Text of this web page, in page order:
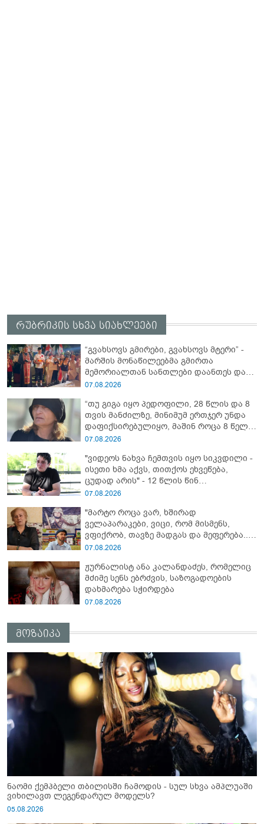
რუბრიკის სხვა სიახლეები
“გვახსოვს გმირები, გვახსოვს მტერი” -
მარშის მონაწილეებმა გმირთა
მემორიალთან სანთლები დაანთეს და
გმირების ხსოვნას პატივი მიაგეს
07.08.2026
“თუ გიგა იყო პედოფილი, 28 წლის და 8
თვის მანძილზე, მინიმუმ ერთჯერ უნდა
დაფიქსირებულიყო, მაშინ როცა 8 წელი
ამზადებდა მოსწავლეებს! - იპოვონ ერთი
ავიწროებდა” - ეკა კუპატაძე
07.08.2026
"ვიდეოს ნახვა ჩემთვის იყო სიკვდილი -
ისეთი ხმა აქვს, თითქოს ეხვეწება,
ცუდად არის" - 12 წლის წინ
გაუჩინარებული ბიჭის დედა
კომენტარს აკეთებს
07.08.2026
"მარტო როცა ვარ, ხშირად
ველაპარაკები, ვიცი, რომ მისმენს,
ვფიქრობ, თავზე მადგას და მეფერება...“
- გიორგი კეკელიძე გმირი ანწუხელიძის
მონათხრობს აქვეყნებს
07.08.2026
ჟურნალისტ ანა კალანდაძეს, რომელიც
მძიმე სენს ებრძვის, საზოგადოების
დახმარება სჭირდება
07.08.2026
მოზაიკა
ნაომი ქემპბელი თბილისში ჩამოდის - სულ სხვა ამპლუაში
ვიხილავთ ლეგენდარულ მოდელს?
05.08.2026